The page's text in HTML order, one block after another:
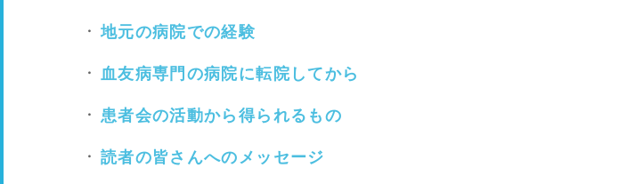
地元の病院での経験
血友病専門の病院に転院してから
患者会の活動から得られるもの
読者の皆さんへのメッセージ